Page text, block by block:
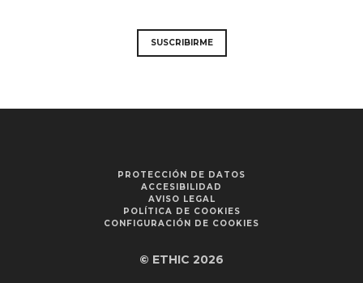
SUSCRIBIRME
PROTECCIÓN DE DATOS
ACCESIBILIDAD
AVISO LEGAL
POLÍTICA DE COOKIES
CONFIGURACIÓN DE COOKIES
© ETHIC 2026